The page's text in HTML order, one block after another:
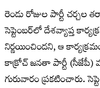
రెండు రోజుల పార్టీ చర్చల
సెప్టెంబర్‌లో దేశవ్యాప్త
నిర్ణయించిందని, ఆ
కాక్రోచ్ జనతా పార్టీ (సీజేపీ)
గురువారం ప్రకటించారు.